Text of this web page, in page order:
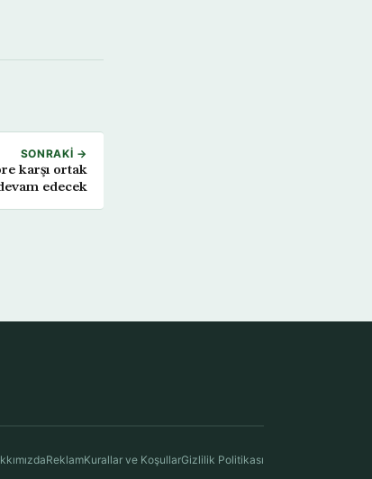
SONRAKI →
karşı ortak
edecek
ReklamKurallar ve KoşullarGizlilik Politikası